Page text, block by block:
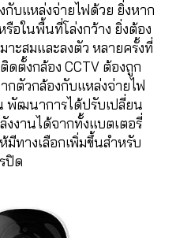
กับแหล่งจ่ายไฟด้วย ยิ่งหาก
อในพื้นที่โล่งกว้าง ยิ่งต้อง
าะสมและลงตัว หลายครั้งที่
ดตั้งกล้อง CCTV ต้องถูก
กตัวกล้องกับแหล่งจ่ายไฟ
พัฒนาการได้ปรับเปลี่ยน
งงานได้จากทั้งแบตเตอรี่
ทางเลือกเพิ่มขึ้นสำหรับ
ปิด